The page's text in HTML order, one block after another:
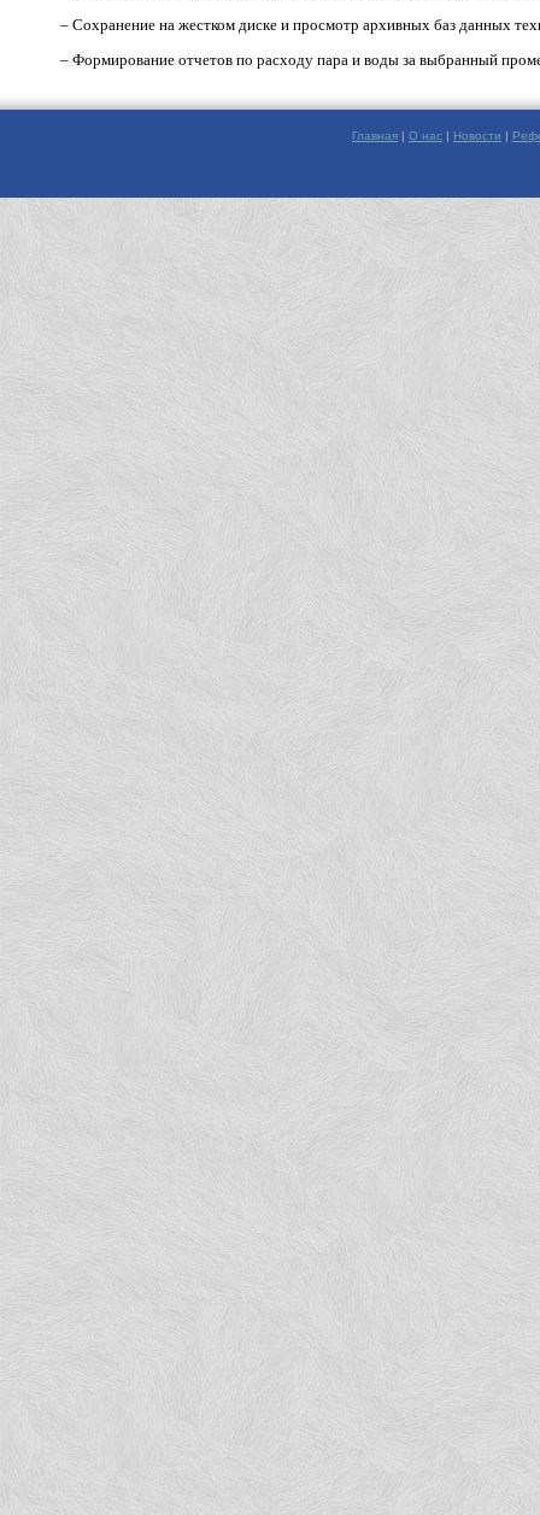
– Сохранение на жестком диске и просмотр архивных баз данных
– Формирование отчетов по расходу пара и воды за выбранный
Главная | О нас | Новости |